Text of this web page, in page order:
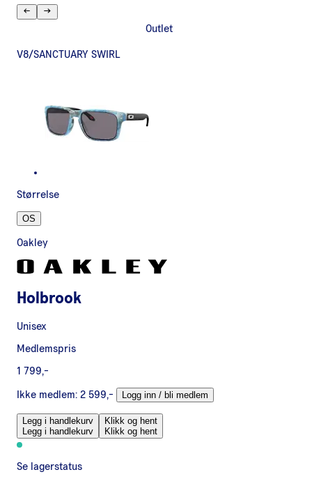
Outlet
V8/SANCTUARY SWIRL
Størrelse
OS
Oakley
Holbrook
Unisex
Medlemspris
1 799,-
Ikke medlem: 2 599,- Logg inn / bli medlem
Legg i handlekurv
Legg i handlekurv
Klikk og hent
Klikk og hent
Se lagerstatus